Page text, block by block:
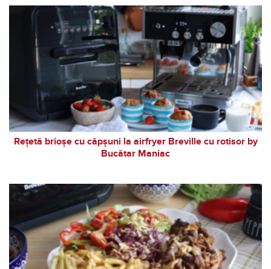
Rețetă brioșe cu căpșuni la airfryer Breville cu rotisor by
Bucătar Maniac